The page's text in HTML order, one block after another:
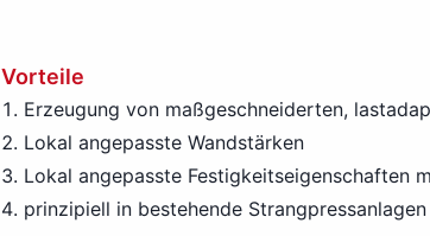
Vorteile
Erzeugung von maßgeschneiderten,
Lokal angepasste Wandstärken
Lokal angepasste Festigkeitseigenschaften
prinzipiell in bestehende